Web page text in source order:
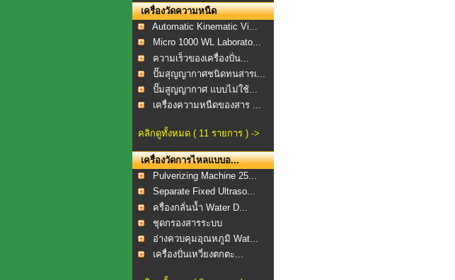
เครื่องวัดความหนืด
Automatic Kinematic Vi...
Micro 1000 WL Laborato...
ความเร็วของเครื่องปั่น...
ปั๊มสุญญากาศชนิดทนสารเ...
ปั๊มสูญญากาศ แบบไม่ใช้...
เครื่องความหนืดของสาร ...
คลิกดูทั้งหมด ( 11 รายการ ) ->
เครื่องวัดการไหลแบบอ...
Pulverizing Machine 25...
Separate Fixed Ultraso...
ครื่องกลั่นน้ำ Water D...
ชุดกรองสารระบบ
สุญญากาศ...
อ่างควบคุมอุณหภูมิ Wat...
เครื่องปั่นเหวี่ยงตกตะ...